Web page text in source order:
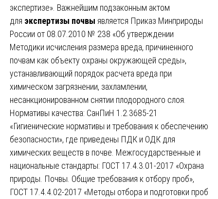
экспертизе». Важнейшим подзаконным актом
для экспертизы почвы является Приказ Минприроды
России от 08.07.2010 № 238 «Об утверждении
Методики исчисления размера вреда, причиненного
почвам как объекту охраны окружающей среды»,
устанавливающий порядок расчета вреда при
химическом загрязнении, захламлении,
несанкционированном снятии плодородного слоя.
Нормативы качества: СанПиН 1.2.3685-21
«Гигиенические нормативы и требования к обеспечению
безопасности», где приведены ПДК и ОДК для
химических веществ в почве. Межгосударственные и
национальные стандарты: ГОСТ 17.4.3.01-2017 «Охрана
природы. Почвы. Общие требования к отбору проб»,
ГОСТ 17.4.4.02-2017 «Методы отбора и подготовки проб